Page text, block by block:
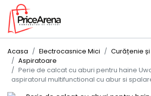
Acasa Electrocasnice Mici
Curățenie
Aspiratoare
Perie de calcat cu aburi pentru haine
aspiratorul multifunctional cu abur si